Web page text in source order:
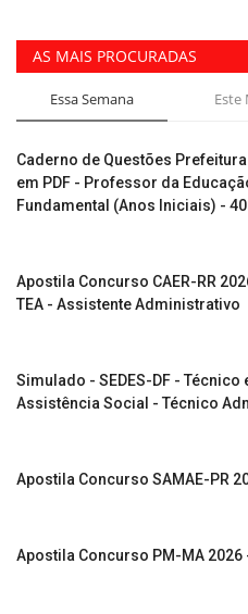
AS MAIS PROCURADAS
Essa Semana Este
Caderno de Questões
em PDF - Professor da
Fundamental (Anos Iniciais) -
Apostila Concurso CAER-RR
TEA - Assistente Administrativo
Simulado - SEDES-DF -
Assistência Social - Técnico
Apostila Concurso SAMAE-PR
Apostila Concurso PM-MA 2026